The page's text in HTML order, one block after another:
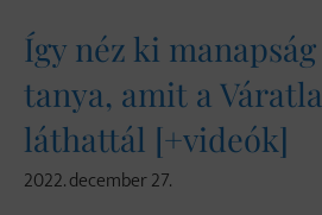
Így néz ki
tanya, amit a
láthattál [+videók]
2022. december 27.